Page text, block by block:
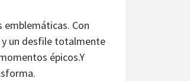
emblemáticas. Con
y un desfile totalmente
épicos.Y